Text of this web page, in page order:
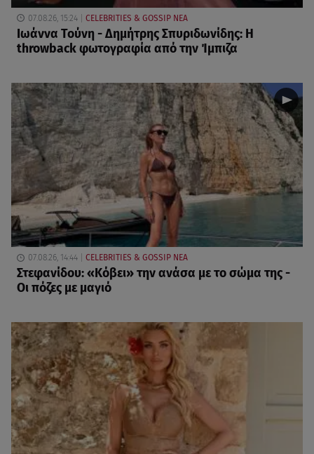
07.08.26, 15:24 CELEBRITIES & GOSSIP ΝΕΑ
Ιωάννα Τούνη - Δημήτρης Σπυριδωνίδης: Η
throwback φωτογραφία από την Ίμπιζα
07.08.26, 14:44 CELEBRITIES & GOSSIP ΝΕΑ
Στεφανίδου: «Κόβει» την ανάσα με το σώμα της -
Οι πόζες με μαγιό